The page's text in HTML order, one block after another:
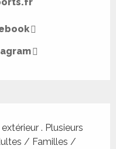
. Plusieurs
/ Familles /